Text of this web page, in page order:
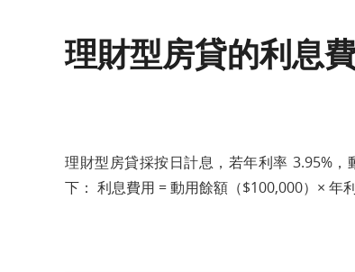
理財型房貸的利息
理財型房貸採按日計息，若年利率 3.95%
下： 利息費用 = 動用餘額（$100,000）× 年